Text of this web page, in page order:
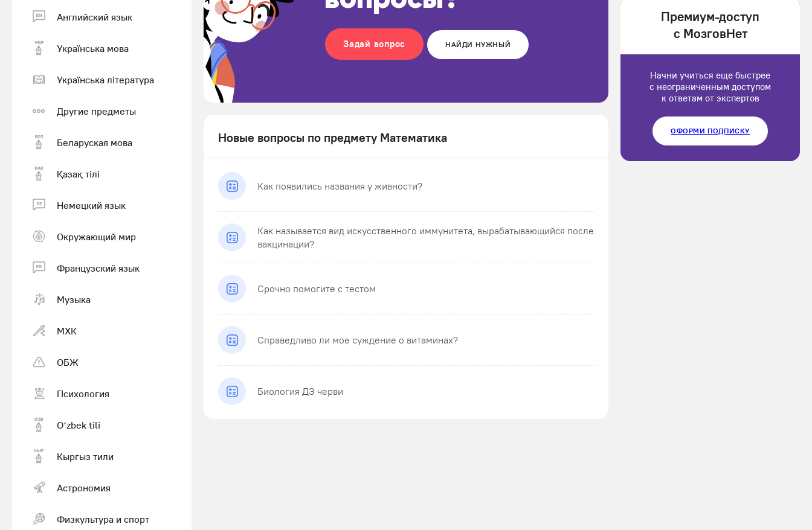
Английский язык
Українська мова
Українська література
Другие предметы
Беларуская мова
Қазақ тiлi
Немецкий язык
Окружающий мир
Французский язык
Музыка
МХК
ОБЖ
Психология
Оʻzbek tili
Кыргыз тили
Астрономия
Физкультура и спорт
Задай вопрос НАЙДИ НУЖНЫЙ
Новые вопросы по предмету Математика
Как появились названия у живности?
Как называется вид искусственного иммунитета, вырабатывающийся после
вакцинации?
Срочно помогите с тестом
Справедливо ли мое суждение о витаминах?
Биология ДЗ черви
Luluput
Премиум-доступ
с МозговНет
Начни учиться еще быстрее
с неограниченным доступом
к ответам от экспертов
ОФОРМИ ПОДПИСКУ